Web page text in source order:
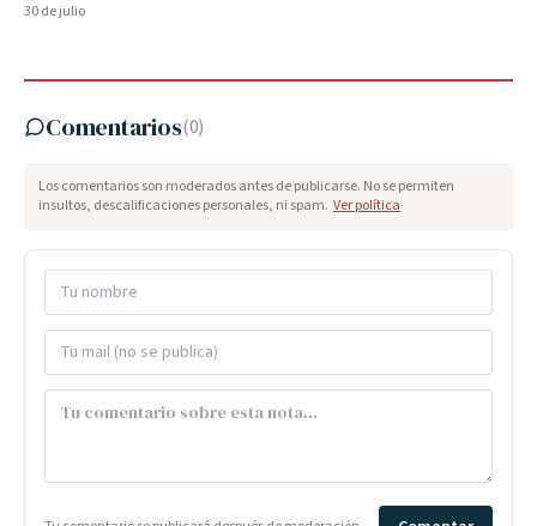
30 de julio
Comentarios(0)
Los comentarios son moderados antes de publicarse. No se permiten
insultos, descalificaciones personales, ni spam. Ver política